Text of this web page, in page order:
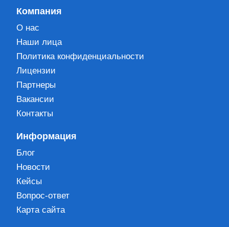
Компания
О нас
Наши лица
Политика конфиденциальности
Лицензии
Партнеры
Вакансии
Контакты
Информация
Блог
Новости
Кейсы
Вопрос-ответ
Карта сайта